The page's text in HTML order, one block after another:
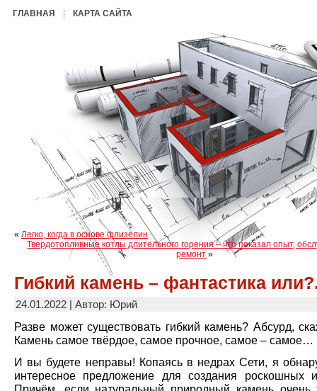
ГЛАВНАЯ КАРТА САЙТА
« Легко, когда в основе флизелин
Твердотопливные котлы длительного горения – что показал опыт,
ремонт »
Гибкий камень – фантастика
24.01.2022 | Автор: Юрий
Разве может существовать гибкий камень? Абсурд,
Камень самое твёрдое, самое прочное, самое – самое…
И вы будете неправы! Копаясь в недрах Сети, я
интересное предложение для создания роскошных